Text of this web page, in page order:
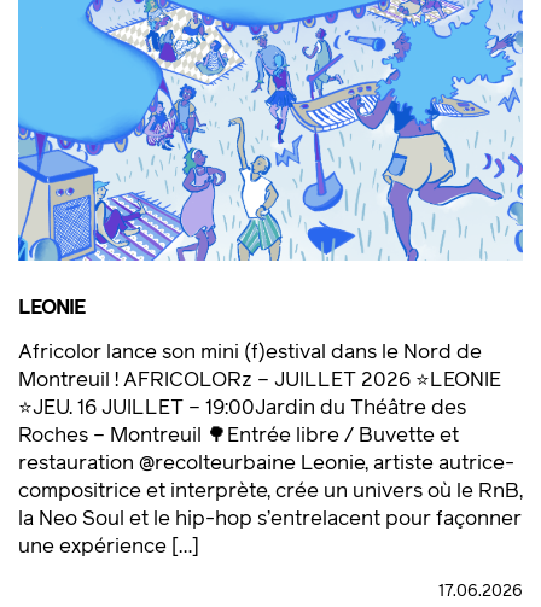
LEONIE
Africolor lance son mini (f)estival dans le Nord de
Montreuil ! AFRICOLORz – JUILLET 2026 ⭐LEONIE
⭐JEU. 16 JUILLET – 19:00Jardin du Théâtre des
Roches – Montreuil 🌳Entrée libre / Buvette et
restauration @recolteurbaine Leonie, artiste autrice-
compositrice et interprète, crée un univers où le RnB,
la Neo Soul et le hip-hop s’entrelacent pour façonner
une expérience […]
17.06.2026